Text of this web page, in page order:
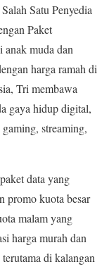
Satu Penyedia
Paket
anak muda dan
harga ramah di
Tri membawa
gaya hidup digital,
streaming,
data yang
promo kuota besar
malam yang
harga murah dan
di kalangan